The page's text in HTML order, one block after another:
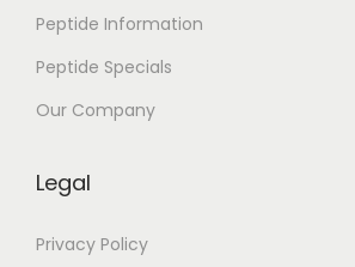
Peptide Information
Peptide Specials
Our Company
Legal
Privacy Policy